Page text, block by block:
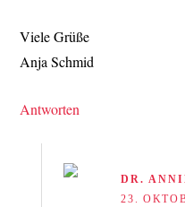
Viele Grüße
Anja Schmid
Antworten
DR.
23.